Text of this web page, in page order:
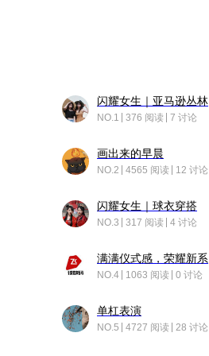
闪耀女生｜亚马逊丛林
NO.1 376 阅读 7 讨论
画出来的早晨
NO.2 4565 阅读 12 讨论
闪耀女生｜球衣穿搭
NO.3 317 阅读 4 讨论
NO.4 1063 阅读 0 讨论
单杠表演
NO.5 4727 阅读 28 讨论